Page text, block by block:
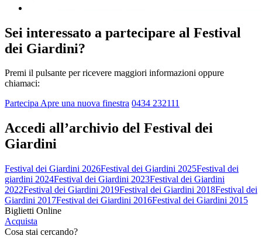
Sei interessato a partecipare al Festival
dei Giardini?
Premi il pulsante per ricevere maggiori informazioni oppure
chiamaci:
PartecipaApre una nuova finestra 0434 232111
Accedi all’archivio del Festival dei
Giardini
Festival dei Giardini 2026Festival dei Giardini 2025Festival dei
giardini 2024Festival dei Giardini 2023Festival dei Giardini
2022Festival dei Giardini 2019Festival dei Giardini 2018Festival dei
Giardini 2017Festival dei Giardini 2016Festival dei Giardini 2015
Biglietti Online
Acquista
Cosa stai cercando?